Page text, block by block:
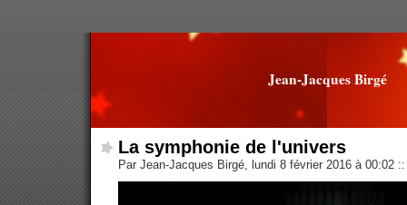
Jean-Jacques Birgé
La symphonie de l'univers
Par Jean-Jacques Birgé, lundi 8 février 2016 à 00:02 ::